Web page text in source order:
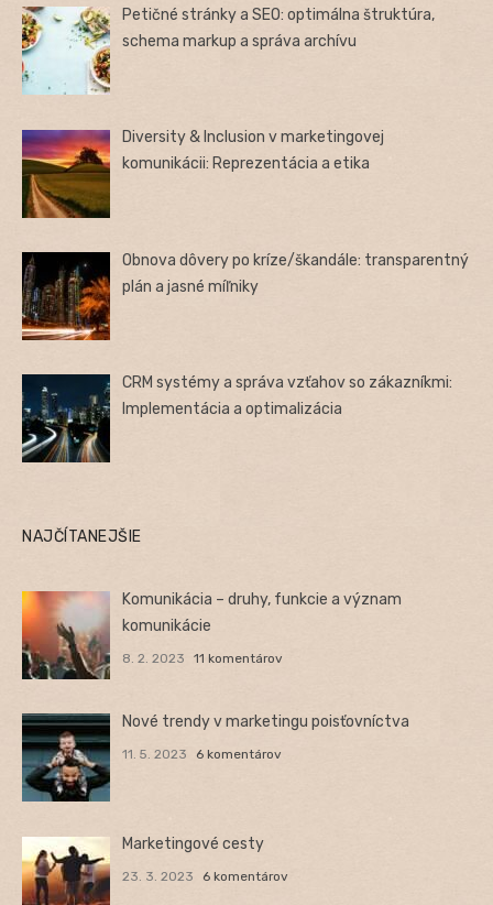
Petičné stránky a SEO: optimálna štruktúra,
schema markup a správa archívu
Diversity & Inclusion v marketingovej
komunikácii: Reprezentácia a etika
Obnova dôvery po kríze/škandále: transparentný
plán a jasné míľniky
CRM systémy a správa vzťahov so zákazníkmi:
Implementácia a optimalizácia
NAJČÍTANEJŠIE
Komunikácia – druhy, funkcie a význam
komunikácie
8. 2. 2023 11 komentárov
Nové trendy v marketingu poisťovníctva
11. 5. 2023 6 komentárov
Marketingové cesty
23. 3. 2023 6 komentárov